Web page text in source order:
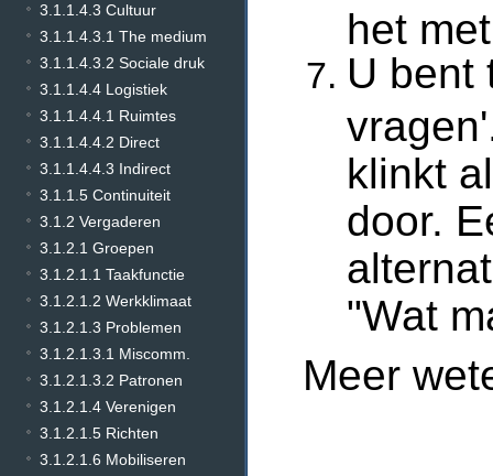
3.1.1.4.3 Cultuur
3.1.1.4.3.1 The medium
3.1.1.4.3.2 Sociale druk
3.1.1.4.4 Logistiek
3.1.1.4.4.1 Ruimtes
3.1.1.4.4.2 Direct
3.1.1.4.4.3 Indirect
3.1.1.5 Continuiteit
3.1.2 Vergaderen
3.1.2.1 Groepen
3.1.2.1.1 Taakfunctie
3.1.2.1.2 Werkklimaat
3.1.2.1.3 Problemen
3.1.2.1.3.1 Miscomm.
3.1.2.1.3.2 Patronen
3.1.2.1.4 Verenigen
3.1.2.1.5 Richten
3.1.2.1.6 Mobiliseren
het
U bent
klinkt
door.
"Wat
Meer